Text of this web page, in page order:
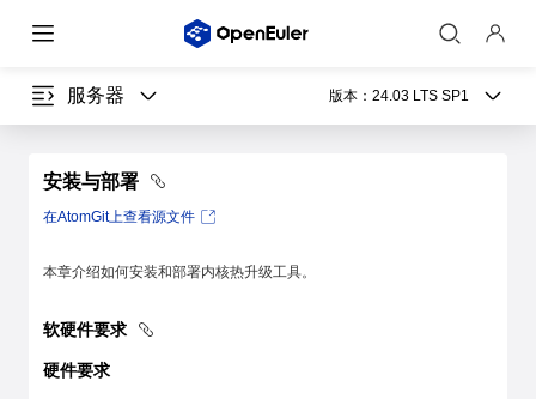
服务器 版本： 24.03 LTS SP1
安装与部署
在AtomGit上查看源文件
本章介绍如何安装和部署内核热升级工具。
软硬件要求
硬件要求